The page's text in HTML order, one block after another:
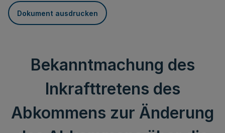
Dokument ausdrucken
Bekanntmachung des
Inkrafttretens des
Abkommens zur Änderung